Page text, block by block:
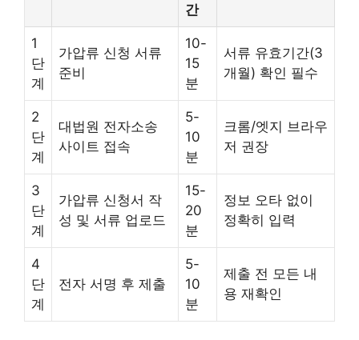
간
1
단
계
가압류 신청 서류
준비
10-
15
분
서류 유효기간(3
개월) 확인 필수
2
단
계
대법원 전자소송
사이트 접속
5-
10
분
크롬/엣지 브라우
저 권장
3
단
계
가압류 신청서 작
성 및 서류 업로드
15-
20
분
정보 오타 없이
정확히 입력
4
단
계
전자 서명 후 제출
5-
10
분
제출 전 모든 내
용 재확인